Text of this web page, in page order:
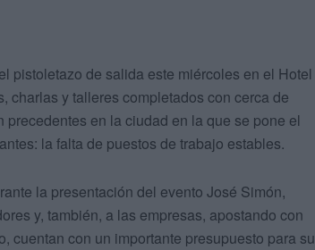
pistoletazo de salida este miércoles en el Hotel
charlas y talleres completados con cerca de
en la ciudad en la que se pone el
la falta de puestos de trabajo estables.
la presentación del evento José Simón,
y, también, a las empresas, apostando con
cuentan con un importante presupuesto para su